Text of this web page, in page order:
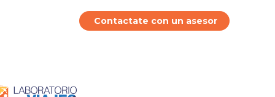
Contactate con un asesor